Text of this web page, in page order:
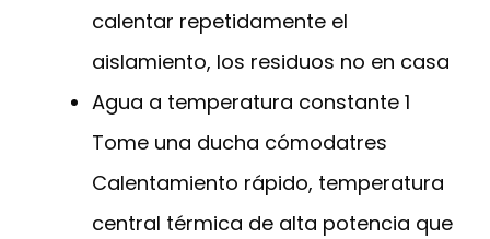
calentar repetidamente el
aislamiento, los residuos no en casa
Agua a temperatura constante 1
Tome una ducha cómodatres
Calentamiento rápido, temperatura
central térmica de alta potencia que